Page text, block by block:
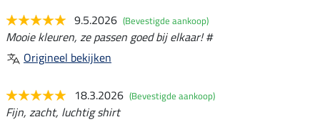
9.5.2026 (Bevestigde aankoop)
Mooie kleuren, ze passen goed bij elkaar! #
Origineel bekijken
18.3.2026 (Bevestigde aankoop)
Fijn, zacht, luchtig shirt